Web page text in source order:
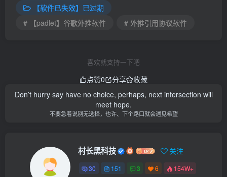
【软件已失效】已过期
# 【padlet】谷歌外推软件
# 外推引用协议软件
喜欢就支持一下吧
点赞0 分享
收藏
Don’t hurry say have no choice, perhaps, next intersection will
meet hope.
不要急着说别无选择，也许、下个路口就会遇见希望
村长黑科技 关注
30 151 3 6 154W+